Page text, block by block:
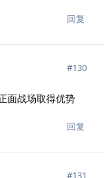
回复
#130
面战场取得优势
回复
#131